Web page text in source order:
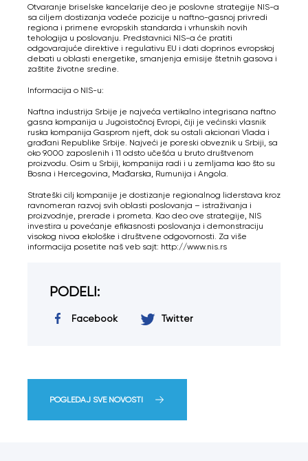
Otvaranje briselske kancelarije deo je poslovne strategije NIS-a
sa ciljem dostizanja vodeće pozicije u naftno-gasnoj privredi
regiona i primene evropskih standarda i vrhunskih novih
tehologija u poslovanju. Predstavnici NIS-a će pratiti
odgovarajuće direktive i regulativu EU i dati doprinos evropskoj
debati u oblasti energetike, smanjenja emisije štetnih gasova i
zaštite životne sredine.
Informacija o NIS-u:
Naftna industrija Srbije je najveća vertikalno integrisana naftno
gasna kompanija u Jugoistočnoj Evropi, čiji je većinski vlasnik
ruska kompanija Gasprom njeft, dok su ostali akcionari Vlada i
građani Republike Srbije. Najveći je poreski obveznik u Srbiji, sa
oko 9.000 zaposlenih i 11 odsto učešća u bruto društvenom
proizvodu. Osim u Srbiji, kompanija radi i u zemljama kao što su
Bosna i Hercegovina, Mađarska, Rumunija i Angola.
Strateški cilj kompanije je dostizanje regionalnog liderstava kroz
ravnomeran razvoj svih oblasti poslovanja – istraživanja i
proizvodnje, prerade i prometa. Kao deo ove strategije, NIS
investira u povećanje efikasnosti poslovanja i demonstraciju
visokog nivoa ekološke i društvene odgovornosti. Za više
informacija posetite naš veb sajt: http://www.nis.rs
PODELI:
Facebook Twitter
POGLEDAJ SVE NOVOSTI